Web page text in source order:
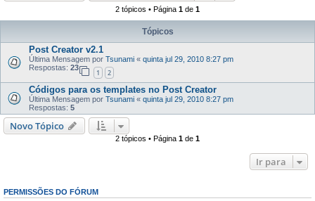
i
2 tópicos • Página 1 de 1
Tópicos
Post Creator v2.1
Última Mensagem por Tsunami « quinta jul 29, 2010 8:27 pm
Respostas: 23
1 2
Códigos para os templates no Post Creator
Última Mensagem por Tsunami « quinta jul 29, 2010 8:27 pm
Respostas: 5
Novo Tópico
2 tópicos • Página 1 de 1
Ir para
PERMISSÕES DO FÓRUM